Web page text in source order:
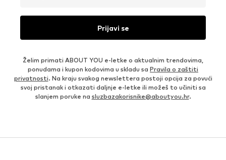
Prijavi se
Želim primati ABOUT YOU e-letke o aktualnim trendovima,
ponudama i kupon kodovima u skladu sa Pravila o zaštiti
privatnosti. Na kraju svakog newslettera postoji opcija za povući
svoj pristanak i otkazati daljnje e-letke ili možeš to učiniti sa
slanjem poruke na sluzbazakorisnike@aboutyou.hr.